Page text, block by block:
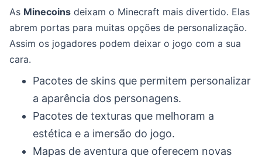
As Minecoins deixam o Minecraft mais divertido. Elas
abrem portas para muitas opções de personalização.
Assim os jogadores podem deixar o jogo com a sua
cara.
Pacotes de skins que permitem personalizar
a aparência dos personagens.
Pacotes de texturas que melhoram a
estética e a imersão do jogo.
Mapas de aventura que oferecem novas